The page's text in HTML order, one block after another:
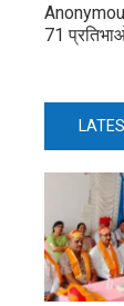
71